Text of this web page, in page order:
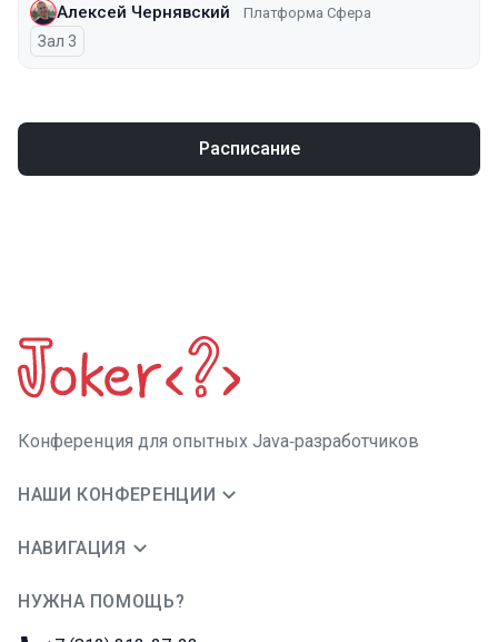
Алексей Чернявский Платформа Сфера
Зал 3
Расписание
Конференция для опытных Java‑разработчиков
НАШИ КОНФЕРЕНЦИИ
НАВИГАЦИЯ
НУЖНА ПОМОЩЬ?